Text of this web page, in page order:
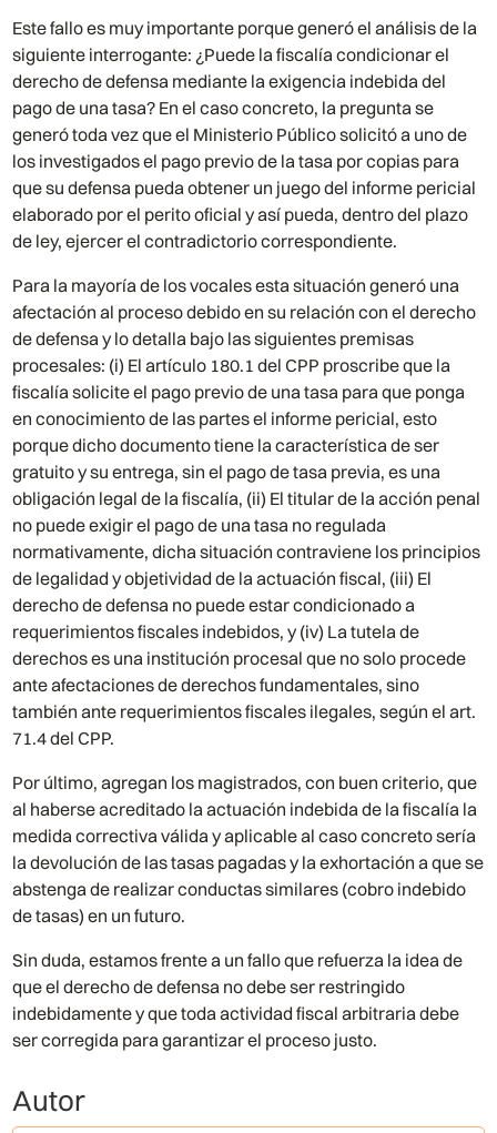
Este fallo es muy importante porque generó el análisis de la
siguiente interrogante: ¿Puede la fiscalía condicionar el
derecho de defensa mediante la exigencia indebida del
pago de una tasa? En el caso concreto, la pregunta se
generó toda vez que el Ministerio Público solicitó a uno de
los investigados el pago previo de la tasa por copias para
que su defensa pueda obtener un juego del informe pericial
elaborado por el perito oficial y así pueda, dentro del plazo
de ley, ejercer el contradictorio correspondiente.
Para la mayoría de los vocales esta situación generó una
afectación al proceso debido en su relación con el derecho
de defensa y lo detalla bajo las siguientes premisas
procesales: (i) El artículo 180.1 del CPP proscribe que la
fiscalía solicite el pago previo de una tasa para que ponga
en conocimiento de las partes el informe pericial, esto
porque dicho documento tiene la característica de ser
gratuito y su entrega, sin el pago de tasa previa, es una
obligación legal de la fiscalía, (ii) El titular de la acción penal
no puede exigir el pago de una tasa no regulada
normativamente, dicha situación contraviene los principios
de legalidad y objetividad de la actuación fiscal, (iii) El
derecho de defensa no puede estar condicionado a
requerimientos fiscales indebidos, y (iv) La tutela de
derechos es una institución procesal que no solo procede
ante afectaciones de derechos fundamentales, sino
también ante requerimientos fiscales ilegales, según el art.
71.4 del CPP.
Por último, agregan los magistrados, con buen criterio, que
al haberse acreditado la actuación indebida de la fiscalía la
medida correctiva válida y aplicable al caso concreto sería
la devolución de las tasas pagadas y la exhortación a que se
abstenga de realizar conductas similares (cobro indebido
de tasas) en un futuro.
Sin duda, estamos frente a un fallo que refuerza la idea de
que el derecho de defensa no debe ser restringido
indebidamente y que toda actividad fiscal arbitraria debe
ser corregida para garantizar el proceso justo.
Autor